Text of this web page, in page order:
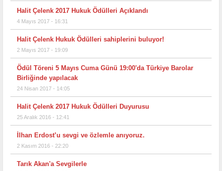
Halit Çelenk 2017 Hukuk Ödülleri Açıklandı
4 Mayıs 2017 - 16:31
Halit Çelenk Hukuk Ödülleri sahiplerini buluyor!
2 Mayıs 2017 - 19:09
Ödül Töreni 5 Mayıs Cuma Günü 19:00'da Türkiye Barolar
Birliğinde yapılacak
24 Nisan 2017 - 14:05
Halit Çelenk 2017 Hukuk Ödülleri Duyurusu
25 Aralık 2016 - 12:41
İlhan Erdost’u sevgi ve özlemle anıyoruz.
2 Kasım 2016 - 22:20
Tarık Akan'a Sevgilerle